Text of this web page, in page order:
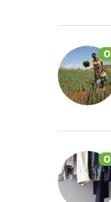
0
0